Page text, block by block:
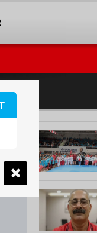
Vali Mustafa Yavuz: